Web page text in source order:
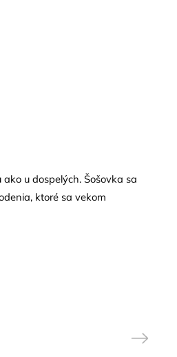
u dospelých. Šošovka sa
ktoré sa vekom
Next